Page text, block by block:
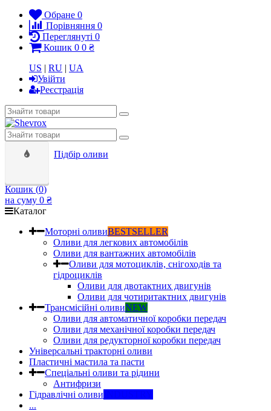
Обране 0
Порівняння 0
Переглянуті 0
Кошик 0 0 ₴
US | RU | UA
Увійти
Реєстрація
Підбір оливи
Кошик (0)
на суму 0 ₴
Каталог
Моторні оливиBESTSELLER
Оливи для легкових автомобілів
Оливи для вантажних автомобілів
Оливи для мотоциклів, снігоходів та
гідроциклів
Оливи для двотактних двигунів
Оливи для чотиритактних двигунів
Трансмісійні оливиNEW
Оливи для автоматичної коробки передач
Оливи для механічної коробки передач
Оливи для редукторної коробки передач
Універсальні тракторні оливи
Пластичні мастила та пасти
Спеціальні оливи та рідини
Антифризи
Гідравлічні оливи
...